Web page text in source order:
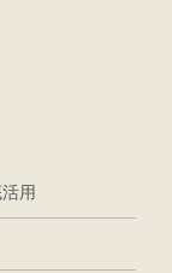
用